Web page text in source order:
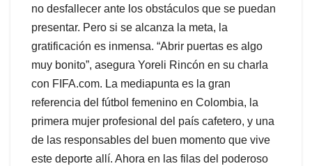
no desfallecer ante los obstáculos que se puedan
presentar. Pero si se alcanza la meta, la
gratificación es inmensa. “Abrir puertas es algo
muy bonito”, asegura Yoreli Rincón en su charla
con FIFA.com. La mediapunta es la gran
referencia del fútbol femenino en Colombia, la
primera mujer profesional del país cafetero, y una
de las responsables del buen momento que vive
este deporte allí. Ahora en las filas del poderoso